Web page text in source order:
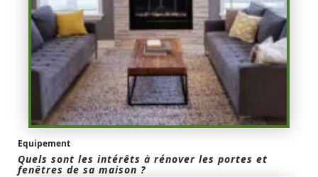
Equipement
Quels sont les intérêts à rénover les portes et
fenêtres de sa maison ?